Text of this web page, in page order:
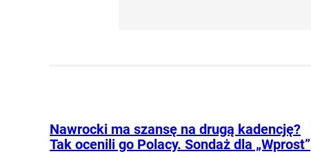
Nawrocki ma szansę na drugą kadencję?
Tak ocenili go Polacy. Sondaż dla „Wprost”